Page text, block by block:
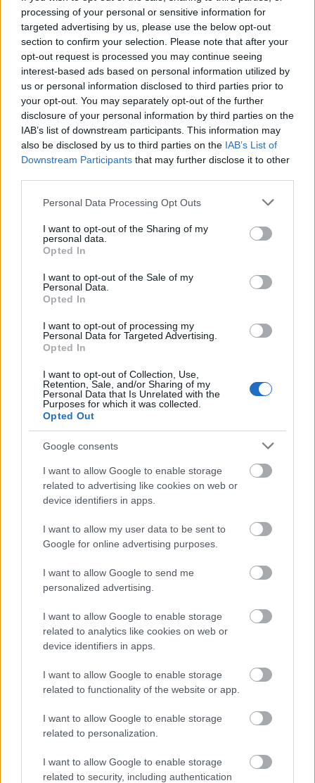
processing of your personal or sensitive information for
targeted advertising by us, please use the below opt-out
section to confirm your selection. Please note that after your
opt-out request is processed you may continue seeing
interest-based ads based on personal information utilized by
us or personal information disclosed to third parties prior to
your opt-out. You may separately opt-out of the further
disclosure of your personal information by third parties on the
IAB’s list of downstream participants. This information may
also be disclosed by us to third parties on the IAB’s List of
Downstream Participants that may further disclose it to other
Please note that this website/app uses one or more Google
not limited to your visit or usage behaviour. You may click to
grant or deny consent to Google and its third-party tags to
use your data for below specified purposes in below Google
consent section.
Personal Data Processing Opt Outs
I want to opt-out of the Sharing of my
personal data.
Opted In
I want to opt-out of the Sale of my
Personal Data.
Opted In
I want to opt-out of processing my
Personal Data for Targeted Advertising.
Opted In
I want to opt-out of Collection, Use,
Retention, Sale, and/or Sharing of my
Personal Data that Is Unrelated with the
Purposes for which it was collected.
Opted Out
Google consents
I want to allow Google to enable storage
related to advertising like cookies on web or
device identifiers in apps.
I want to allow my user data to be sent to
Google for online advertising purposes.
I want to allow Google to send me
personalized advertising.
I want to allow Google to enable storage
related to analytics like cookies on web or
device identifiers in apps.
I want to allow Google to enable storage
related to functionality of the website or app.
I want to allow Google to enable storage
related to personalization.
I want to allow Google to enable storage
related to security, including authentication
A GLAMOUR és a Bársony Orvos-
Nézd meg a GLAMOUR & ARENA
Plaza stylistversenyének
összefoglalóját
SZTÁRHÍREK